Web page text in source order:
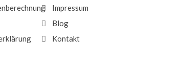
Impressum
Blog
Kontakt